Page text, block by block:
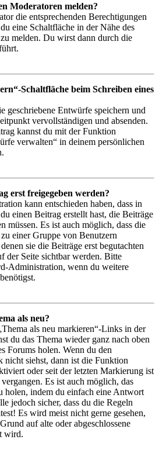
Moderatoren melden?
die entsprechenden Berechtigungen
eine Schaltfläche in der Nähe des
melden. Du wirst dann durch die
Schaltfläche beim Schreiben eines
geschriebene Entwürfe speichern und
vervollständigen und absenden.
kannst du mit der Funktion
verwalten“ in deinem persönlichen
erst freigegeben werden?
kann entschieden haben, dass in
einen Beitrag erstellt hast, die Beiträge
müssen. Es ist auch möglich, dass die
einer Gruppe von Benutzern
sie die Beiträge erst begutachten
der Seite sichtbar werden. Bitte
Administration, wenn du weitere
als neu?
als neu markieren“-Links in der
du das Thema wieder ganz nach oben
Forums holen. Wenn du den
nicht siehst, dann ist die Funktion
oder seit der letzten Markierung ist
Es ist auch möglich, das
holen, indem du einfach eine Antwort
jedoch sicher, dass du die Regeln
Es wird meist nicht gerne gesehen,
auf alte oder abgeschlossene
wird.